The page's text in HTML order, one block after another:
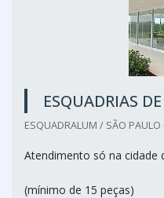
ESQUADRIAS
ESQUADRALUM / SÃO PAULO
Atendimento só na cidade
(mínimo de 15 peças)